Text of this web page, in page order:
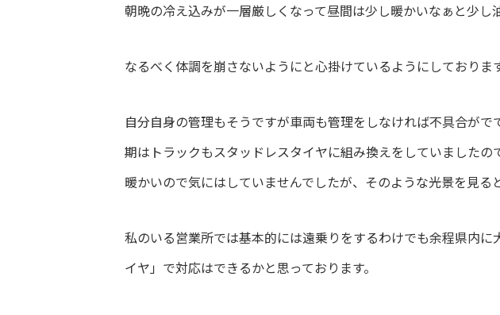
朝晩の冷え込みが一層厳しくなって昼間は少し暖かいなぁと少し
なるべく体調を崩さないようにと心掛けているようにしております
自分自身の管理もそうですが車両も管理をしなければ不具合が
期はトラックもスタッドレスタイヤに組み換えをしていました
暖かいので気にはしていませんでしたが、そのような光景を見る
私のいる営業所では基本的には遠乗りをするわけでも余程県内
イヤ」で対応はできるかと思っております。